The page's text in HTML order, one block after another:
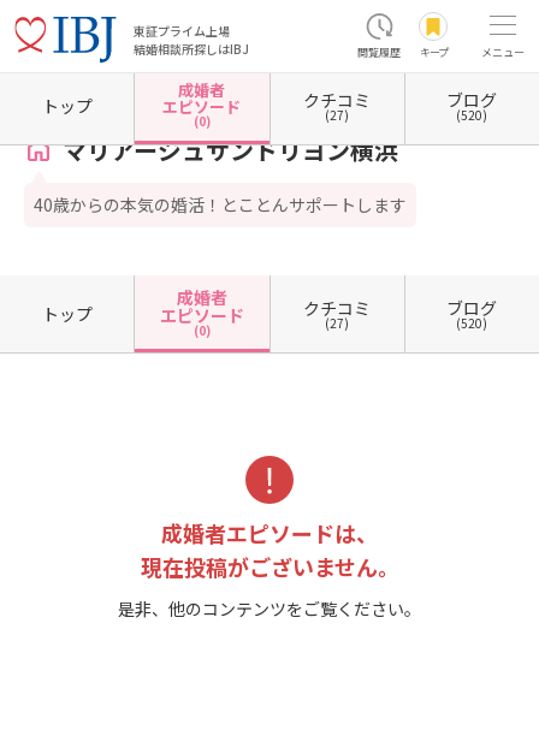
東証プライム上場
結婚相談所探しはIBJ
閲覧履歴 キープ メニュー
ホーム 神奈川県の結婚相談所 神奈川県横浜市 神奈川県横浜市西区 マリアージュサ
マリアージュサンドリヨン横浜
40歳からの本気の婚活！とことんサポートします
トップ
成婚者
エピソード
(0)
クチコミ
(27)
ブログ
(520)
トップ
成婚者
エピソード
(0)
クチコミ
(27)
ブログ
(520)
成婚者エピソードは、
現在投稿がございません。
是非、他のコンテンツをご覧ください。